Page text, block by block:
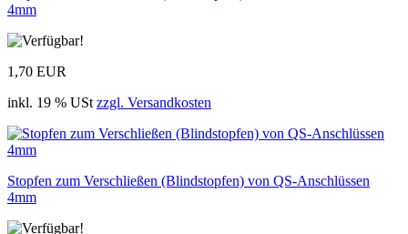
4mm
1,70 EUR
inkl. 19 % USt zzgl. Versandkosten
Stopfen zum Verschließen (Blindstopfen) von QS-Anschlüssen
4mm